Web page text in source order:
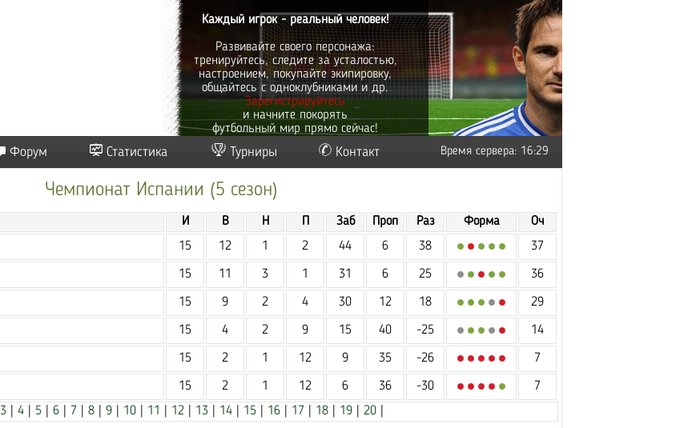
Каждый игрок - реальный человек!
Развивайте своего персонажа:
тренируйтесь, следите за усталостью,
настроением, покупайте экипировку,
общайтесь с одноклубниками и др.
Зарегистрируйтесь
и начните покорять
футбольный мир прямо сейчас!
Форум Статистика Турниры Контакт Время сервера: 16:29
Чемпионат Испании (5 сезон)
И В Н П Заб Проп Раз Форма
Оч
15 12 1 2 44 6 38 37
15 11 3 1 31 6 25 36
15 9 2 4 30 12 18 29
15 4 2 9 15 40 -25 14
15 2 1 12 9 35 -26 7
15 2 1 12 6 36 -30
7
3 4| 5| 6| 7 8| 9| 10| 11 12| 13 14| 15| 16| 17 18| 19| 20|